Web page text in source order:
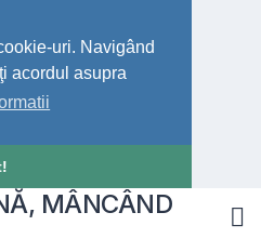
uri. Navigând
acordul asupra
MÂNCÂND